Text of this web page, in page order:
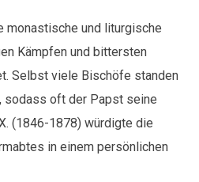
monastische und liturgische
Kämpfen und bittersten
Selbst viele Bischöfe standen
sodass oft der Papst seine
(1846-1878) würdigte die
in einem persönlichen